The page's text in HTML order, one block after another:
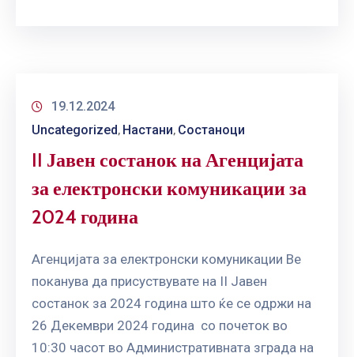
19.12.2024
Uncategorized‚ Настани‚ Состаноци
II Јавен состанок на Агенцијата
за електронски комуникации за
2024 година
Агенцијата за електронски комуникации Ве
поканува да присуствувате на II Jавен
состанок за 2024 година што ќе се одржи на
26 Декември 2024 година со почеток во
10:30 часот во Административната зграда на